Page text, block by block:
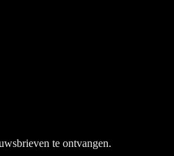
te ontvangen.